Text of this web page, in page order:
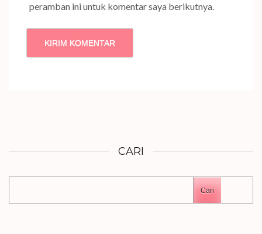
peramban ini untuk komentar saya berikutnya.
CARI
Cari